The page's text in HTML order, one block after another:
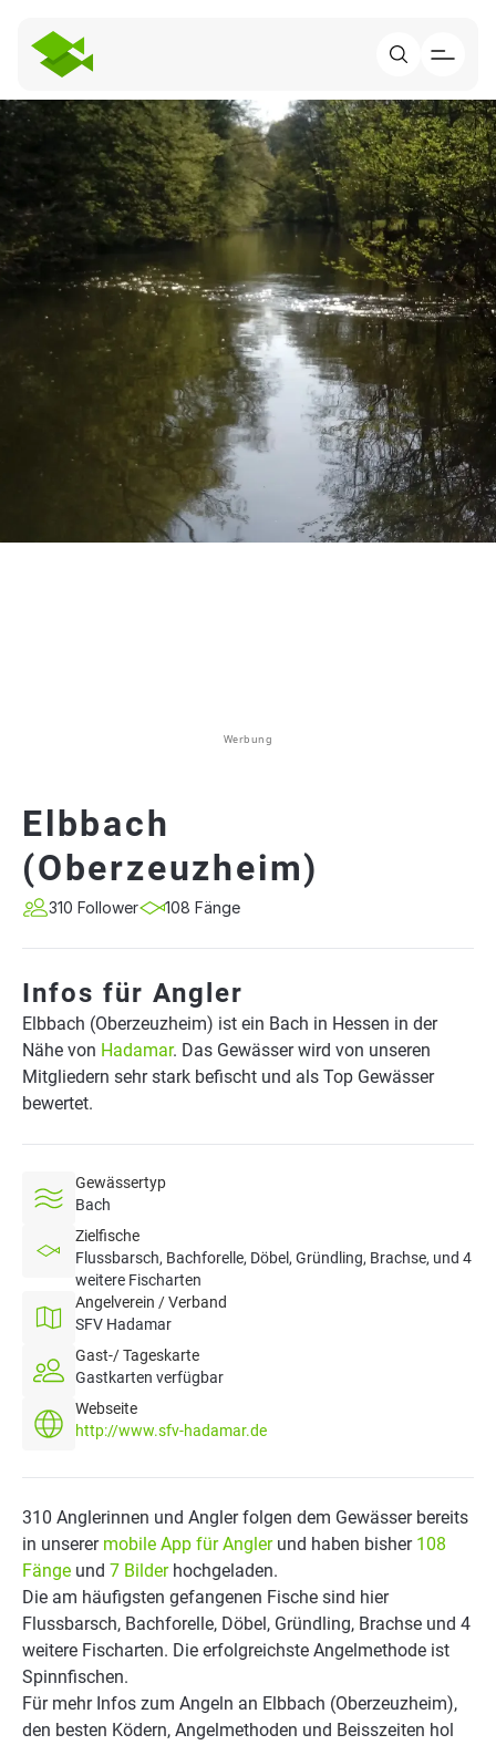
Werbung
Elbbach
(Oberzeuzheim)
310 Follower 108 Fänge
Infos für Angler
Elbbach (Oberzeuzheim) ist ein Bach in Hessen in der
Nähe von Hadamar. Das Gewässer wird von unseren
Mitgliedern sehr stark befischt und als Top Gewässer
bewertet.
Gewässertyp
Bach
Zielfische
Flussbarsch, Bachforelle, Döbel, Gründling, Brachse, und 4
weitere Fischarten
Angelverein / Verband
SFV Hadamar
Gast-/ Tageskarte
Gastkarten verfügbar
Webseite
http://www.sfv-hadamar.de
310 Anglerinnen und Angler folgen dem Gewässer bereits
in unserer mobile App für Anglerund haben bisher 108
Fänge und 7 Bilderhochgeladen.
Die am häufigsten gefangenen Fische sind hier
Flussbarsch, Bachforelle, Döbel, Gründling, Brachse und 4
weitere Fischarten. Die erfolgreichste Angelmethode ist
Spinnfischen.
Für mehr Infos zum Angeln an Elbbach (Oberzeuzheim),
den besten Ködern, Angelmethoden und Beisszeiten hol